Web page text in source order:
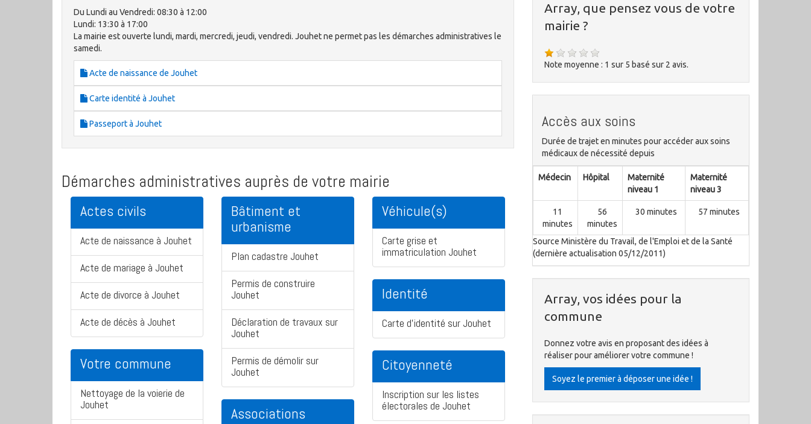
Du Lundi au Vendredi: 08:30 à 12:00
Lundi: 13:30 à 17:00
La mairie est ouverte lundi, mardi, mercredi, jeudi, vendredi. Jouhet ne permet pas les démarches administratives le
samedi.
Acte de naissance de Jouhet
Carte identité à Jouhet
Passeport à Jouhet
Démarches administratives auprès de votre mairie
Actes civils
Acte de naissance à Jouhet
Acte de mariage à Jouhet
Acte de divorce à Jouhet
Acte de décès à Jouhet
Votre commune
Nettoyage de la voierie de
Jouhet
Bâtiment et
urbanisme
Plan cadastre Jouhet
Permis de construire
Jouhet
Déclaration de travaux sur
Jouhet
Permis de démolir sur
Jouhet
Associations
Véhicule(s)
Carte grise et
immatriculation Jouhet
Identité
Carte d'identité sur Jouhet
Citoyenneté
Inscription sur les listes
électorales de Jouhet
Array, que pensez vous de votre
mairie ?
Note moyenne : 1 sur 5 basé sur 2 avis.
Accès aux soins
Durée de trajet en minutes pour accéder aux soins
médicaux de nécessité depuis
Médecin Hôpital
Maternité
niveau 1
Maternité
niveau 3
11
minutes
56
minutes
30 minutes 57 minutes
Source Ministère du Travail, de l'Emploi et de la Santé
(dernière actualisation 05/12/2011)
Array, vos idées pour la
commune
Donnez votre avis en proposant des idées à
réaliser pour améliorer votre commune !
Soyez le premier à déposer une idée !